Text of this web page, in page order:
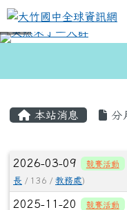
跳至主內容區
大竹國中全球
本站消息 分
文章列表
2026-03-09 競賽活動
長 / 136 / 教務處)
2025-11-20 競賽活動